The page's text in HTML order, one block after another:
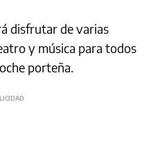
disfrutar de varias
y música para todos
porteña.